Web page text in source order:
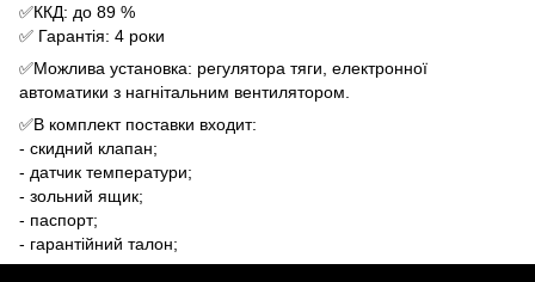
✅ККД: до 89 %
✅ Гарантія: 4 роки
✅Можлива установка: регулятора тяги, електронної
автоматики з нагнітальним вентилятором.
✅В комплект поставки входит:
- скидний клапан;
- датчик температури;
- зольний ящик;
- паспорт;
- гарантійний талон;